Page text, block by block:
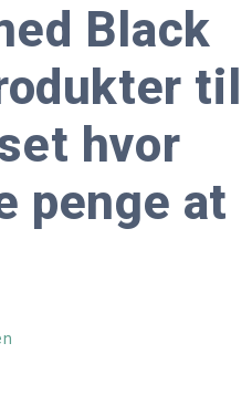
Black
til
hvor
penge at